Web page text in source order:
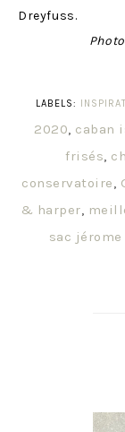
Dreyfuss.
LABELS:
2020, caban
frisés,
conservatoire,
& harper,
sac